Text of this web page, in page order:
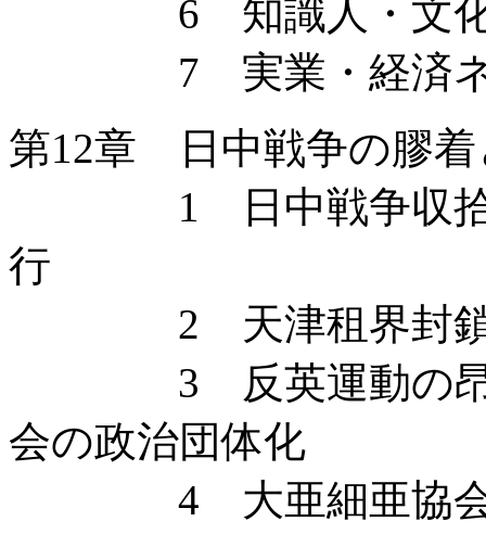
6 知識人・文化人
7 実業・経済ネ
第12章 日中戦争の膠着
1 日中戦争収拾の
行
2 天津租界封鎖と
3 反英運動の昂揚
会の政治団体化
4 大亜細亜協会